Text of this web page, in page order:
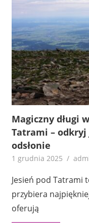
Magiczny długi
Tatrami –
odsłonie
1 grudnia 2025
Jesień pod Tatrami
przybiera
oferują